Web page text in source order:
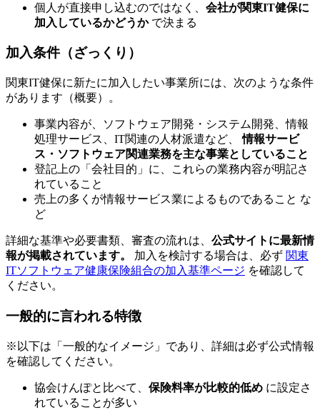
個人が直接申し込むのではなく、 会社が関東IT健保に
加入しているかどうかで決まる
加入条件（ざっくり）
関東IT健保に新たに加入したい事業所には、次のような条件
があります（概要）。
事業内容が、ソフトウェア開発・システム開発、情報
処理サービス、IT関連の人材派遣など、情報サービ
ス・ソフトウェア関連業務を主な事業としていること
登記上の「会社目的」に、これらの業務内容が明記さ
れていること
売上の多くが情報サービス業によるものであること な
ど
詳細な基準や必要書類、審査の流れは、 公式サイトに最新情
報が掲載されています。
加入を検討する場合は、必ず 関東
ITソフトウェア健康保険組合の加入基準ページ を確認して
ください。
一般的に言われる特徴
※以下は「一般的なイメージ」であり、詳細は必ず公式情報
を確認してください。
協会けんぽと比べて、 保険料率が比較的低め に設定さ
れていることが多い